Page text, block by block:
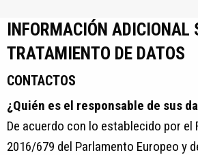
INFORMACIÓN ADICIONAL
TRATAMIENTO DE DATOS
CONTACTOS
¿Quién es el responsable de sus
De acuerdo con lo establecido por el
2016/679 del Parlamento Europeo y